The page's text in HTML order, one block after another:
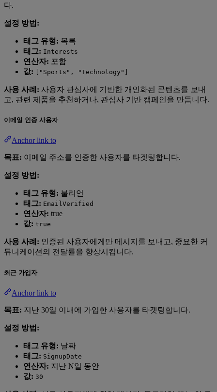
다.
설정 방법:
태그 유형: 목록
태그: Interests
연산자: 포함
값:
["Sports", "Technology"]
사용 사례: 사용자 관심사에 기반한 개인화된 콘텐츠를 보내
고, 관련 제품을 추천하거나, 관심사 기반 캠페인을 만듭니다.
이메일 인증 사용자
Anchor link to
목표: 이메일 주소를 인증한 사용자를 타겟팅합니다.
설정 방법:
태그 유형: 불리언
태그: EmailVerified
연산자: true
값: true
사용 사례: 인증된 사용자에게만 메시지를 보내고, 중요한 커
뮤니케이션의 전달률을 향상시킵니다.
최근 가입자
Anchor link to
목표: 지난 30일 이내에 가입한 사용자를 타겟팅합니다.
설정 방법:
태그 유형: 날짜
태그: SignupDate
연산자: 지난 N일 동안
값: 30